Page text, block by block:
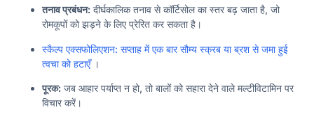
तनाव प्रबंधन: दीर्घकालिक तनाव से कॉर्टिसोल का स्तर बढ़ जाता है, जो
रोमकूपों को झड़ने के लिए प्रेरित कर सकता है।
स्कैल्प एक्सफोलिएशन: सप्ताह में एक बार सौम्य स्क्रब या ब्रश से जमा हुई
त्वचा को हटाएँ।
पूरक: जब आहार पर्याप्त न हो, तो बालों को सहारा देने वाले मल्टीविटामिन पर
विचार करें।